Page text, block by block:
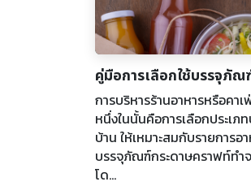
คู่มือการเลือกใช้บรรจุภัณ
การบริหารร้านอาหารหรือคา
หนึ่งในนั้นคือการเลือกประเ
บ้าน ให้เหมาะสมกับรายการ
บรรจุภัณฑ์กระดาษคราฟท์ทำ
โด...